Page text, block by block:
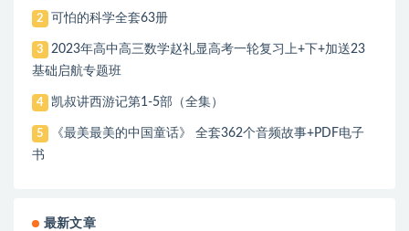
2 可怕的科学全套63册
3
2023年高中高三数学赵礼显高考一轮复习上+下+加送23
基础启航专题班
4 凯叔讲西游记第1-5部（全集）
5
《最美最美的中国童话》 全套362个音频故事+PDF电子
书
最新文章